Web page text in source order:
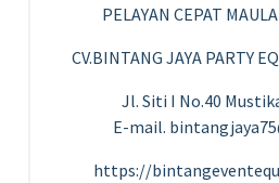
PELAYAN CEPAT
CV.BINTANG JAYA PARTY
Jl. Siti I No.40
E-mail.
https://